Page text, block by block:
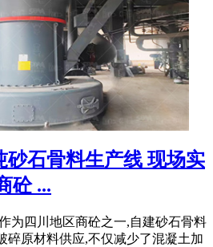
砂石骨料生产线 现场实
砼 ...
为四川地区商砼之一,自建砂石骨料
碎原材料供应,不仅减少了混凝土加